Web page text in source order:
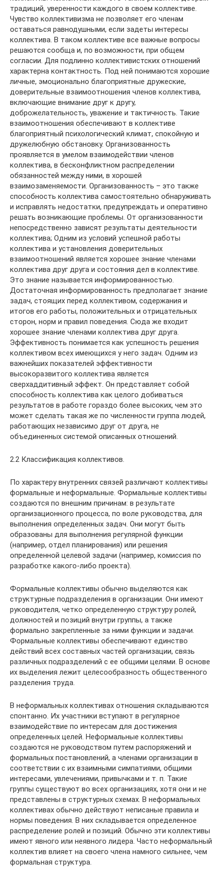
традиций, уверенности каждого в своем коллективе.
Чувство коллективизма не позволяет его членам
оставаться равнодушными, если задеты интересы
коллектива. В таком коллективе все важные вопросы
решаются сообща и, по возможности, при общем
согласии. Для подлинно коллективистских отношений
характерна контактность. Под ней понимаются хорошие
личные, эмоционально благоприятные дружеские,
доверительные взаимоотношения членов коллектива,
включающие внимание друг к другу,
доброжелательность, уважение и тактичность. Такие
взаимоотношения обеспечивают в коллективе
благоприятный психологический климат, спокойную и
дружелюбную обстановку. Организованность
проявляется в умелом взаимодействии членов
коллектива, в бесконфликтном распределении
обязанностей между ними, в хорошей
взаимозаменяемости. Организованность – это также
способность коллектива самостоятельно обнаруживать
и исправлять недостатки, предупреждать и оперативно
решать возникающие проблемы. От организованности
непосредственно зависят результаты деятельности
коллектива; Одним из условий успешной работы
коллектива и установления доверительных
взаимоотношений является хорошее знание членами
коллектива друг друга и состояния дел в коллективе.
Это знание называется информированностью.
Достаточная информированность предполагает знание
задач, стоящих перед коллективом, содержания и
итогов его работы, положительных и отрицательных
сторон, норм и правил поведения. Сюда же входит
хорошее знание членами коллектива друг друга.
Эффективность понимается как успешность решения
коллективом всех имеющихся у него задач. Одним из
важнейших показателей эффективности
высокоразвитого коллектива является
сверхаддитивный эффект. Он представляет собой
способность коллектива как целого добиваться
результатов в работе гораздо более высоких, чем это
может сделать такая же по численности группа людей,
работающих независимо друг от друга, не
объединенных системой описанных отношений.
2.2 Классификация коллективов.
По характеру внутренних связей различают коллективы
формальные и неформальные. Формальные коллективы
создаются по внешним причинам: в результате
организационного процесса, по воле руководства, для
выполнения определенных задач. Они могут быть
образованы для выполнения регулярной функции
(например, отдел планирования) или решения
определенной целевой задачи (например, комиссия по
разработке какого-либо проекта).
Формальные коллективы обычно выделяются как
структурные подразделения в организации. Они имеют
руководителя, четко определенную структуру ролей,
должностей и позиций внутри группы, а также
формально закрепленные за ними функции и задачи.
Формальные коллективы обеспечивают единство
действий всех составных частей организации, связь
различных подразделений с ее общими целями. В основе
их выделения лежит целесообразность общественного
разделения труда.
В неформальных коллективах отношения складываются
спонтанно. Их участники вступают в регулярное
взаимодействие по интересам для достижения
определенных целей. Неформальные коллективы
создаются не руководством путем распоряжений и
формальных постановлений, а членами организации в
соответствии с их взаимными симпатиями, общими
интересами, увлечениями, привычками и т. п. Такие
группы существуют во всех организациях, хотя они и не
представлены в структурных схемах. В неформальных
коллективах обычно действуют неписаные правила и
нормы поведения. В них складывается определенное
распределение ролей и позиций. Обычно эти коллективы
имеют явного или неявного лидера. Часто неформальный
коллектив влияет на своего члена намного сильнее, чем
формальная структура.